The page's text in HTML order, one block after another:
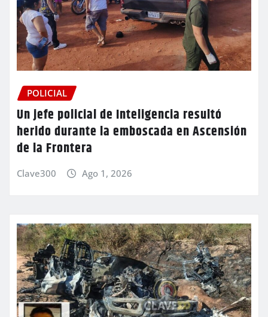
POLICIAL
Un jefe policial de Inteligencia resultó
herido durante la emboscada en Ascensión
de la Frontera
Clave300 Ago 1, 2026